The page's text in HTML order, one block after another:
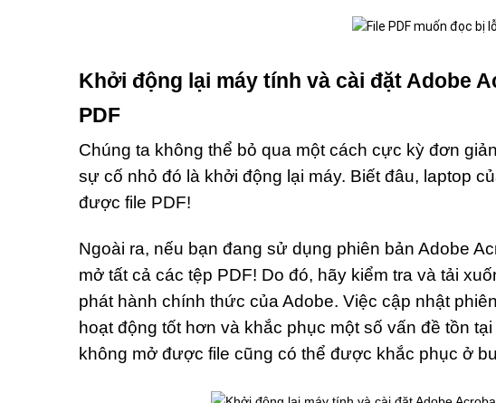
Khởi động lại máy tính và cài đặt Adobe
PDF
Chúng ta không thể bỏ qua một cách cực kỳ đơn
sự cố nhỏ đó là khởi động lại máy. Biết đâu, laptop
được file PDF!
Ngoài ra, nếu bạn đang sử dụng phiên bản Adobe
mở tất cả các tệp PDF! Do đó, hãy kiểm tra và tải
phát hành chính thức của Adobe. Việc cập nhật
hoạt động tốt hơn và khắc phục một số vấn đề tồn
không mở được file cũng có thể được khắc phục ở